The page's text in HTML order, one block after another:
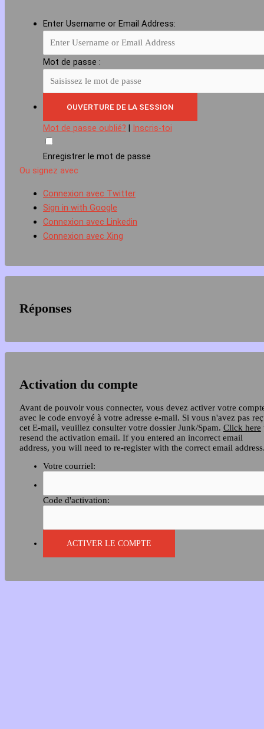
Enter Username or Email Address:
Mot de passe :
Mot de passe oublié? | Inscris-toi
Enregistrer le mot de passe
Ou signez avec
Connexion avec Twitter
Sign in with Google
Connexion avec Linkedin
Connexion avec Xing
Réponses
Activation du compte
Avant de pouvoir vous connecter, vous devez activer votre
avec le code envoyé à votre adresse e-mail. Si vous n'avez pas
cet E-mail, veuillez consulter votre dossier Junk/Spam. Click here
resend the activation email. If you entered an incorrect email
address, you will need to re-register with the correct email
Votre courriel:
Code d'activation: